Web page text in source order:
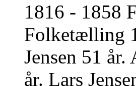
1816 - 1858
Folketælling
Jensen 51 år.
år. Lars